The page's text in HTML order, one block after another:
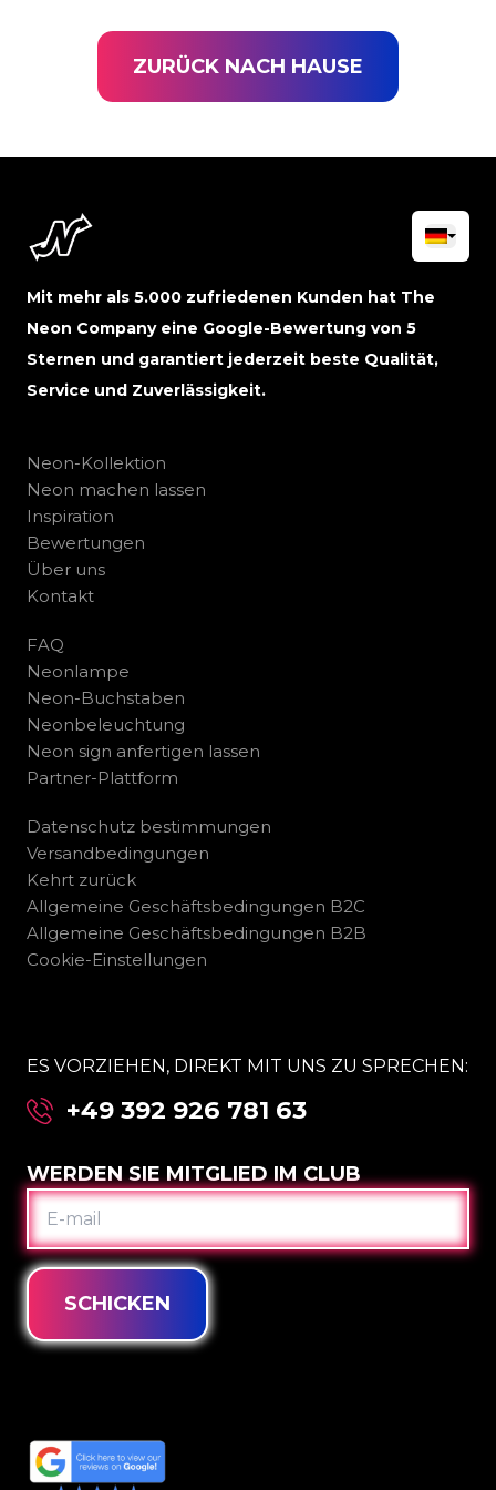
ZURÜCK NACH HAUSE
Mit mehr als 5.000 zufriedenen Kunden hat The
Neon Company eine Google-Bewertung von 5
Sternen und garantiert jederzeit beste Qualität,
Service und Zuverlässigkeit.
Neon-Kollektion
Neon machen lassen
Inspiration
Bewertungen
Über uns
Kontakt
FAQ
Neonlampe
Neon-Buchstaben
Neonbeleuchtung
Neon sign anfertigen lassen
Partner-Plattform
Datenschutz bestimmungen
Versandbedingungen
Kehrt zurück
Allgemeine Geschäftsbedingungen B2C
Allgemeine Geschäftsbedingungen B2B
Cookie-Einstellungen
ES VORZIEHEN, DIREKT MIT UNS ZU SPRECHEN:
+49 392 926 781 63
WERDEN SIE MITGLIED IM CLUB
E-
MAIL
SCHICKEN